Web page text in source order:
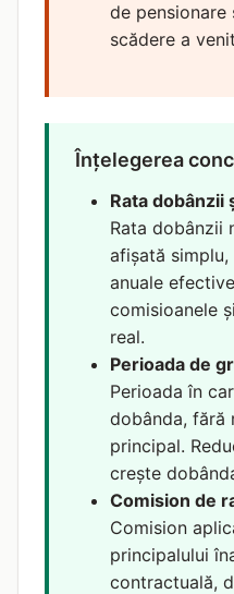
de pensionare
scădere a
Înțelegerea
Rata dobânzii
Rata dobânzii
afișată
anuale
comisioanele
real.
Perioada de
Perioada în
dobânda, fără
principal.
crește
Comision de
Comision
principalului
contractuală,